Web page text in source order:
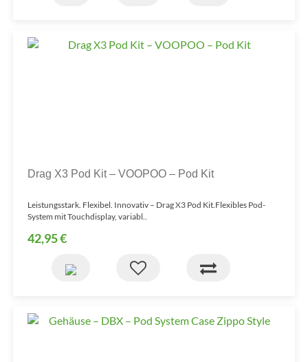
Drag X3 Pod Kit – VOOPOO – Pod Kit
Leistungsstark. Flexibel. Innovativ – Drag X3 Pod Kit.Flexibles Pod-
System mit Touchdisplay, variabl..
42,95 €